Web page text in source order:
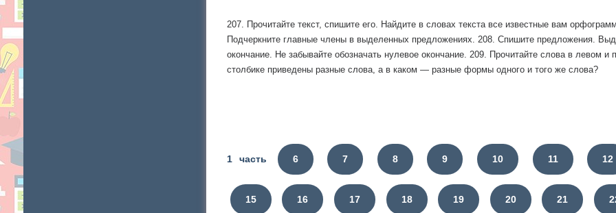
207. Прочитайте текст, спишите его. Найдите в словах текста все известные вам
Подчеркните главные члены в выделенных предложениях. 208. Спишите предложения.
окончание. Не забывайте обозначать нулевое окончание. 209. Прочитайте слова в левом и
столбике приведены разные слова, а в каком — разные формы одного и того же слова?
1 часть 6 7 8 9 10 11 12
15 16 17 18 19 20 21